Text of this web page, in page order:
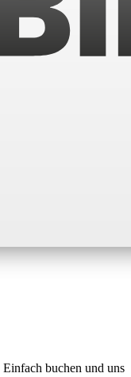
Einfach buchen und uns